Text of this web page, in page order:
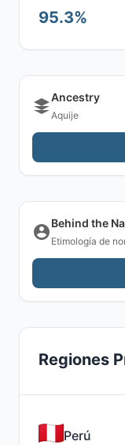
95.3%
Ancestry
Aquije
Behind the
Etimología de
Regiones
Perú